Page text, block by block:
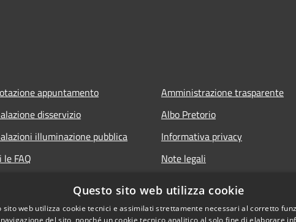
appuntamento
disservizio
illuminazione pubblica
le FAQ
Amministrazione trasparente
Albo Pretorio
Informativa privacy
Note legali
Questo sito web utilizza cookie
sito web utilizza cookie tecnici e assimilati strettamente necessari al corretto
del sito, nonché un cookie tecnico analitico al solo fine di elaborare